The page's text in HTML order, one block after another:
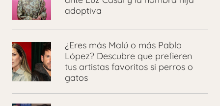
adoptiva
¿Eres más Malú o más Pablo
López? Descubre que prefieren
tus artistas favoritos si perros o
gatos